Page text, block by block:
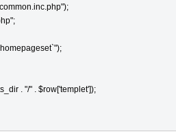
. "/" . $row['templet']);